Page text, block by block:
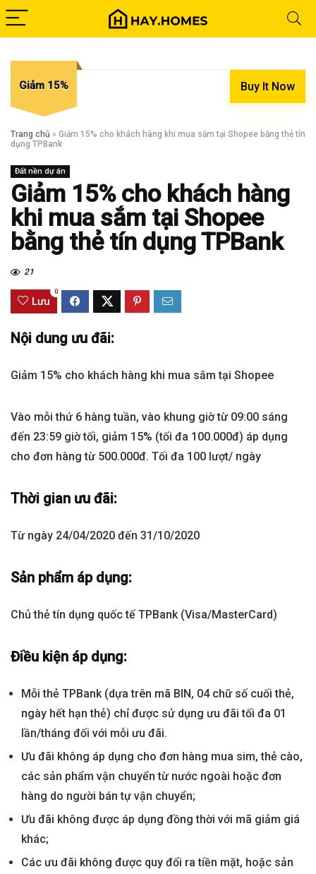
Giảm 15% Buy It Now
Trang chủ » Giảm 15% cho khách hàng khi mua sắm tại Shopee bằng thẻ tín
dụng TPBank
Đất nền dự án
Giảm 15% cho khách hàng
khi mua sắm tại Shopee
bằng thẻ tín dụng TPBank
21
Lưu
0
Nội dung ưu đãi:
Giảm 15% cho khách hàng khi mua sắm tại Shopee
Vào mỗi thứ 6 hàng tuần, vào khung giờ từ 09:00 sáng
đến 23:59 giờ tối, giảm 15% (tối đa 100.000đ) áp dụng
cho đơn hàng từ 500.000đ. Tối đa 100 lượt/ ngày
Thời gian ưu đãi:
Từ ngày 24/04/2020 đến 31/10/2020
Sản phẩm áp dụng:
Chủ thẻ tín dụng quốc tế TPBank (Visa/MasterCard)
Điều kiện áp dụng:
Mỗi thẻ TPBank (dựa trên mã BIN, 04 chữ số cuối thẻ,
ngày hết hạn thẻ) chỉ được sử dụng ưu đãi tối đa 01
lần/tháng đối với mỗi ưu đãi.
Ưu đãi không áp dụng cho đơn hàng mua sim, thẻ cào,
các sản phẩm vận chuyển từ nước ngoài hoặc đơn
hàng do người bán tự vận chuyển;
Ưu đãi không được áp dụng đồng thời với mã giảm giá
khác;
Các ưu đãi không được quy đổi ra tiền mặt, hoặc sản